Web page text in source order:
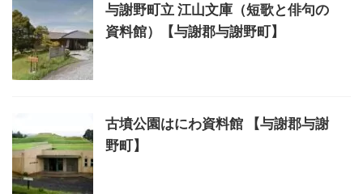
与謝野町立 江山文庫（短歌と俳句の
資料館）【与謝郡与謝野町】
古墳公園はにわ資料館 【与謝郡与謝
野町】